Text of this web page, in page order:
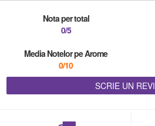
Nota per total
0/5
Media Notelor pe Arome
0/10
SCRIE UN